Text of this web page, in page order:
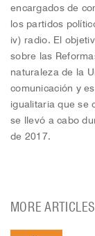
encargados de
los partidos
iv) radio. El
sobre las
naturaleza de la
comunicación y
igualitaria que se
se llevó a cabo
de 2017.
MORE ARTICLES